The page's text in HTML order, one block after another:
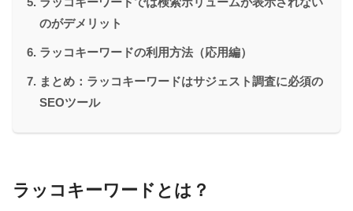
のがデメリット
ラッコキーワードの利用方法（応用編）
まとめ：ラッコキーワードはサジェスト調査に必須の
SEOツール
ラッコキーワードとは？